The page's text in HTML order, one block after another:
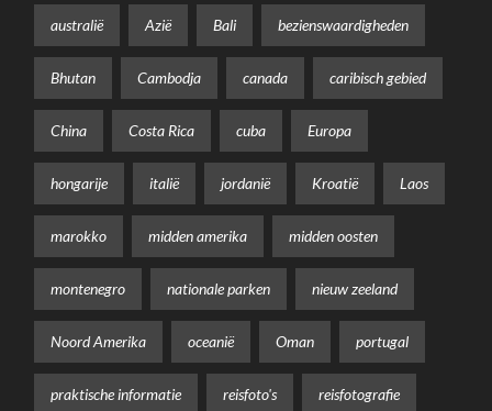
australië Azië Bali bezienswaardigheden
Bhutan Cambodja canada caribisch gebied
China Costa Rica cuba Europa
hongarije italië jordanië Kroatië Laos
marokko midden amerika midden oosten
montenegro nationale parken nieuw zeeland
Noord Amerika oceanië Oman portugal
praktische informatie reisfoto's reisfotografie